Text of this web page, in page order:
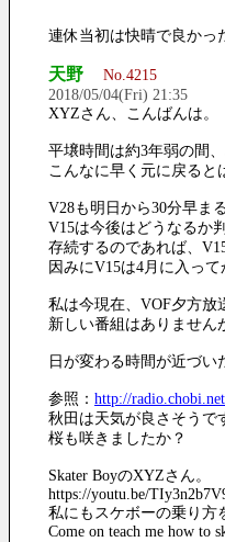
連休当初は快晴で良かっ
天野
No.4215
2018/05/04(Fri) 21:35
XYZさん、こんばんは。
平壌時間は約3年弱の間
こんなに早く元に戻ると
V28も明日から30分早ま
V15は今後はどうなるか
存続するのであれば、
因みにV15は4月に入っ
私は今現在、VOF夕方放
新しい番組はありません
日が変わる時間が近づ
参照： http://
秋田は天気が良さそうで
桜も咲きましたか？
Skater BoyのXYZさん。
https://youtu.be/
私にもスケボーの乗り方
Come on teach me how to